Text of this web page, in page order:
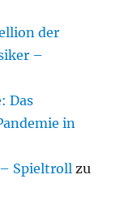
der
–
Das
in
– Spieltroll zu